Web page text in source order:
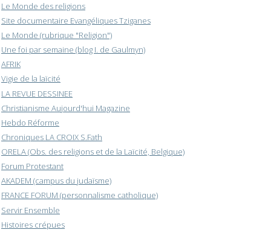
Le Monde des religions
Site documentaire Evangéliques Tziganes
Le Monde (rubrique "Religion")
Une foi par semaine (blog I. de Gaulmyn)
AFRIK
Vigie de la laïcité
LA REVUE DESSINEE
Christianisme Aujourd'hui Magazine
Hebdo Réforme
Chroniques LA CROIX S.Fath
ORELA (Obs. des religions et de la Laïcité, Belgique)
Forum Protestant
AKADEM (campus du judaïsme)
FRANCE FORUM (personnalisme catholique)
Servir Ensemble
Histoires crépues